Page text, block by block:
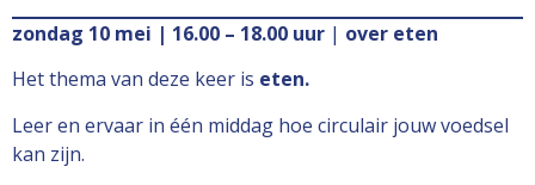
zondag 10 mei | 16.00 – 18.00 uur | over eten
Het thema van deze keer is eten.
Leer en ervaar in één middag hoe circulair jouw voedsel
kan zijn.